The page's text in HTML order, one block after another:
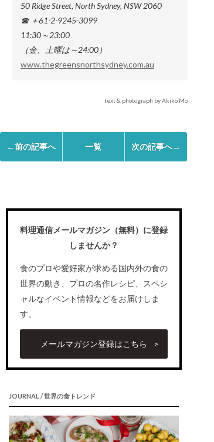
50 Ridge Street, North Sydney, NSW 2060
☎ ＋61-2-9245-3099
11:30～23:00
（金、土曜は～24:00）
www.thegreensnorthsydney.com.au
text & photograph by Akiko Mori Ganivet
←前の記事へ 一覧 次の記事へ→
料理通信メールマガジン（無料）に登録
しませんか？
食のプロや愛好家が求める国内外の食の
世界の動き、プロの名作レシピ、スペシ
ャルなイベント情報などをお届けしま
す。
メールマガジン登録はこちら
JOURNAL / 世界の食トレンド